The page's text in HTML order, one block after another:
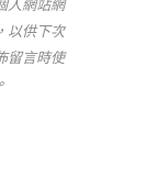
人網站網
以供下次
留言時使